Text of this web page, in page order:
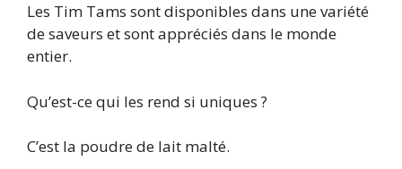
Les Tim Tams sont disponibles dans une variété
de saveurs et sont appréciés dans le monde
entier.
Qu’est-ce qui les rend si uniques ?
C’est la poudre de lait malté.